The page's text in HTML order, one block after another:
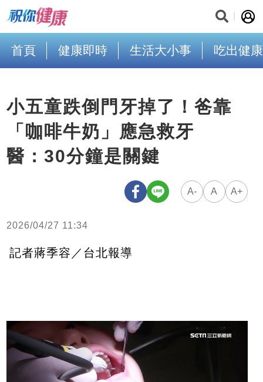
首頁 健康即時 生活大小事 吃出健康
小五童跌倒門牙掉了！爸靠
「咖啡牛奶」應急救牙
醫：30分鐘是關鍵
A- A A+
2026/04/27 11:34
記者蔣季容／台北報導